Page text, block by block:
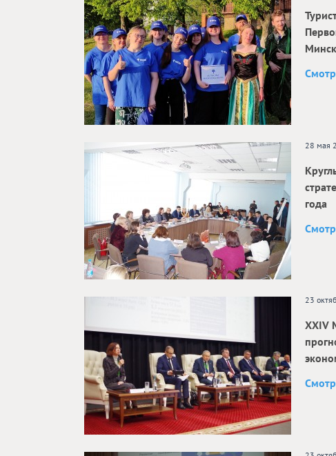
28 мая
года
23
ХXIV